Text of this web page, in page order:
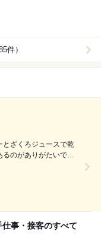
件）
仕事・接客のすべて